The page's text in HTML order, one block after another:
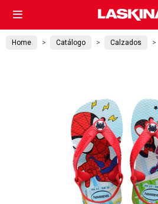

Home Catálogo Calzados